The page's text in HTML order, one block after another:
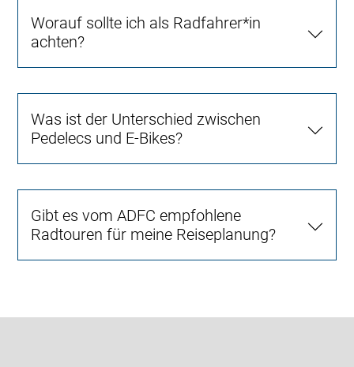
Worauf sollte ich als Radfahrer*in
achten?
Was ist der Unterschied zwischen
Pedelecs und E-Bikes?
Gibt es vom ADFC empfohlene
Radtouren für meine Reiseplanung?